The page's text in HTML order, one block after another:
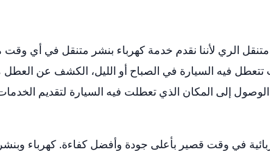
الري لأننا نقدم خدمة كهرباء بنشر متنقل في أي وقت
فيه السيارة في الصباح أو الليل، الكشف عن العطل
إلى المكان الذي تعطلت فيه السيارة لتقديم
في وقت قصير بأعلى جودة وأفضل كفاءة. كهرباء